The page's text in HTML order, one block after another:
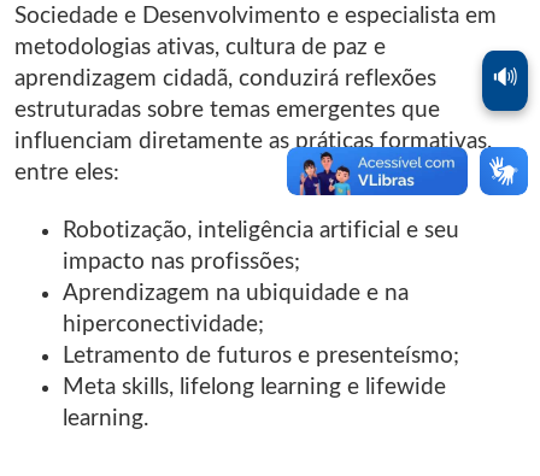
Sociedade e Desenvolvimento e especialista em
metodologias ativas, cultura de paz e
aprendizagem cidadã, conduzirá reflexões
estruturadas sobre temas emergentes que
influenciam diretamente as práticas formativas,
entre eles:
Robotização, inteligência artificial e seu
impacto nas profissões;
Aprendizagem na ubiquidade e na
hiperconectividade;
Letramento de futuros e presenteísmo;
Meta skills, lifelong learning e lifewide
learning.
🔊